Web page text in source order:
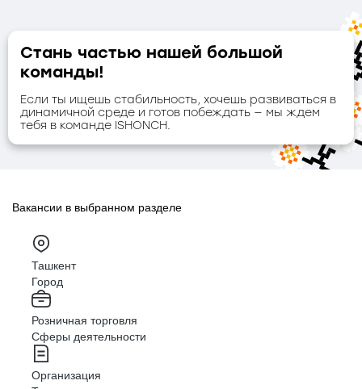
Стань частью нашей большой
команды!
Если ты ищешь стабильность, хочешь развиваться в
динамичной среде и готов побеждать — мы ждем
тебя в команде ISHONCH.
Вакансии в выбранном разделе
Ташкент
Город
Розничная торговля
Сферы деятельности
Организация